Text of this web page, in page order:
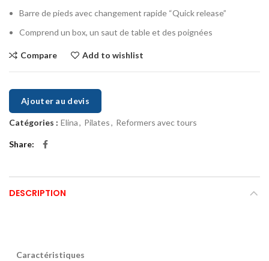
Barre de pieds avec changement rapide “Quick release”
Comprend un box, un saut de table et des poignées
Compare Add to wishlist
Ajouter au devis
Catégories : Elina, Pilates, Reformers avec tours
Share
DESCRIPTION
Caractéristiques